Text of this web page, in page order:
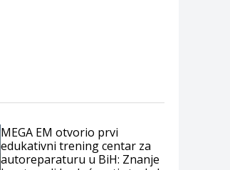
MEGA EM otvorio prvi
edukativni trening centar za
autoreparaturu u BiH: Znanje